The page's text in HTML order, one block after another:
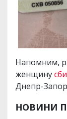
Напомним,
женщину
Днепр-